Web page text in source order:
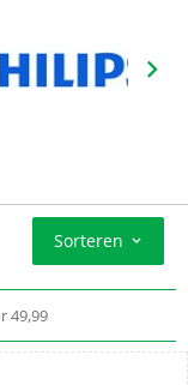
Sorteren
49,-
49,99